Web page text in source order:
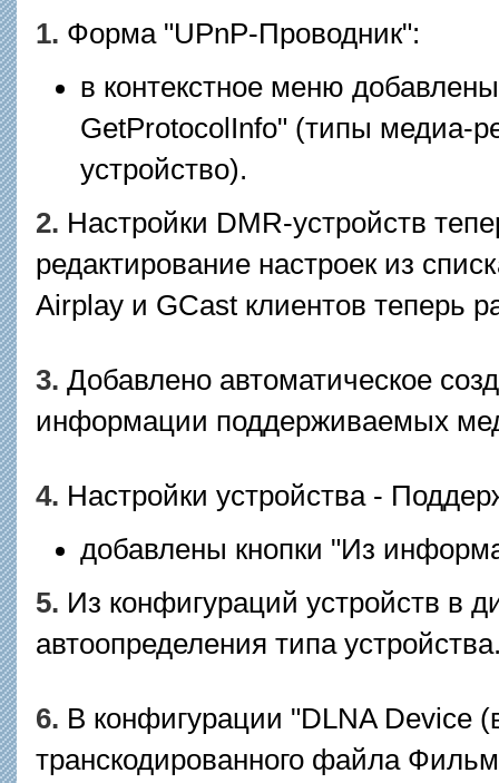
1. Форма "UPnP-Проводник":
в контекстное меню
GetProtocolInfo" (типы медиа-
устройство).
2. Настройки DMR-устройств
редактирование настроек из
Airplay и GCast клиентов теперь
3. Добавлено автоматическое
информации поддерживаемых
4. Настройки устройства -
добавлены кнопки "Из
5. Из конфигураций устройств в
автоопределения типа
6. В конфигурации "DLNA Device
транскодированного файла